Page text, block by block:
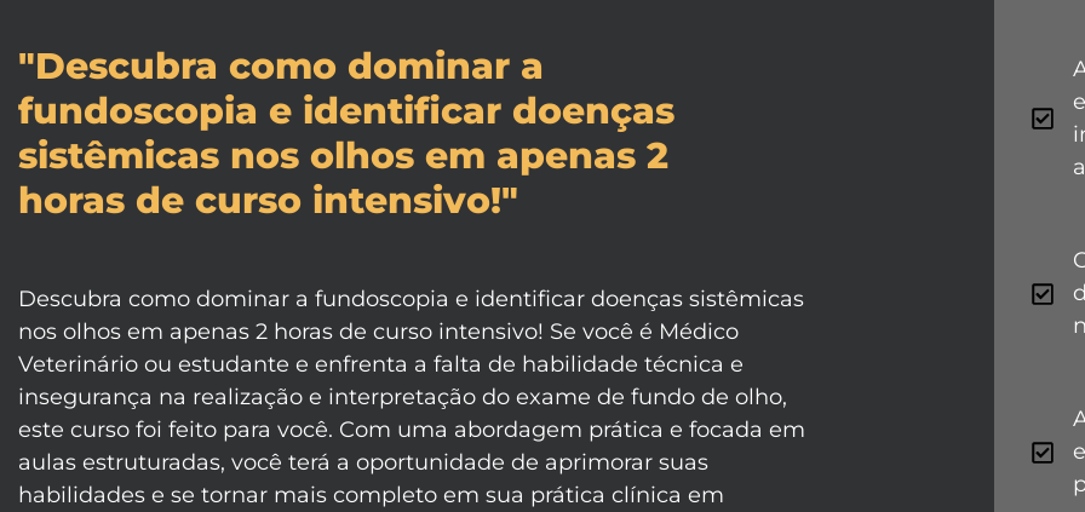
"Descubra como dominar a
fundoscopia e identificar doenças
sistêmicas nos olhos em apenas 2
horas de curso intensivo!"
Descubra como dominar a fundoscopia e identificar doenças sistêmicas
nos olhos em apenas 2 horas de curso intensivo! Se você é Médico
Veterinário ou estudante e enfrenta a falta de habilidade técnica e
insegurança na realização e interpretação do exame de fundo de olho,
este curso foi feito para você. Com uma abordagem prática e focada em
aulas estruturadas, você terá a oportunidade de aprimorar suas
habilidades e se tornar mais completo em sua prática clínica em